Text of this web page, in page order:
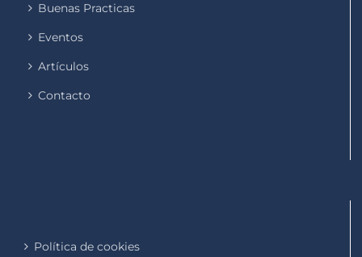
Buenas Practicas
Eventos
Artículos
Contacto
Política de cookies